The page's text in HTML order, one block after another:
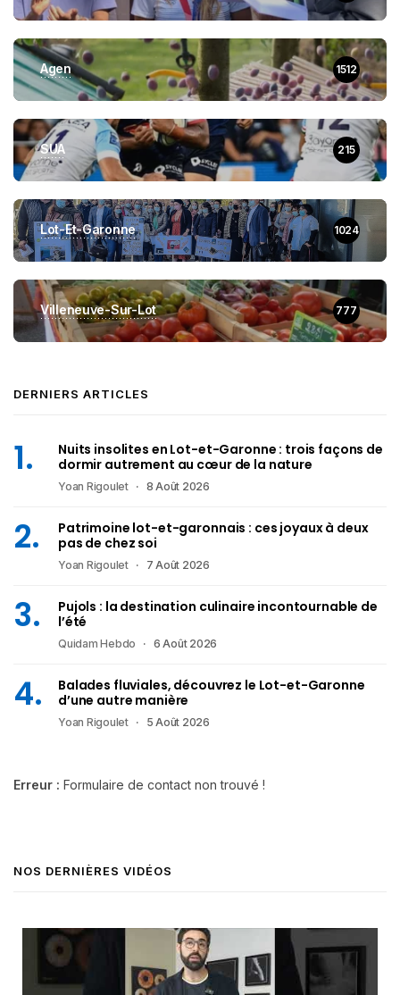
Agen 1512
SUA 215
Lot-Et-Garonne 1024
Villeneuve-Sur-Lot 777
DERNIERS ARTICLES
Nuits insolites en Lot-et-Garonne : trois façons de
dormir autrement au cœur de la nature
Yoan Rigoulet 8 Août 2026
Patrimoine lot-et-garonnais : ces joyaux à deux
pas de chez soi
Yoan Rigoulet 7 Août 2026
Pujols : la destination culinaire incontournable de
l’été
Quidam Hebdo 6 Août 2026
Balades fluviales, découvrez le Lot-et-Garonne
d’une autre manière
Yoan Rigoulet 5 Août 2026
Erreur : Formulaire de contact non trouvé !
NOS DERNIÈRES VIDÉOS